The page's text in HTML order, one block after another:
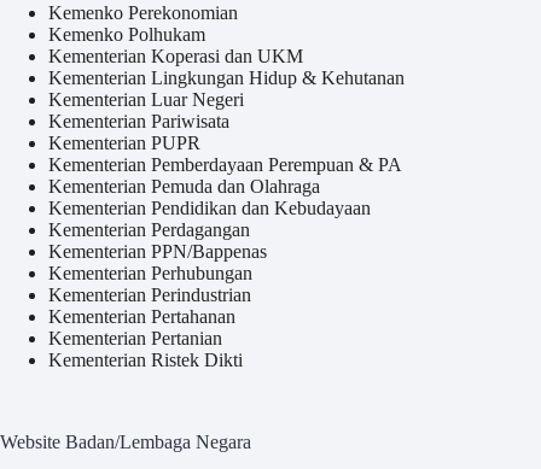
Kemenko Perekonomian
Kemenko Polhukam
Kementerian Koperasi dan UKM
Kementerian Lingkungan Hidup & Kehutanan
Kementerian Luar Negeri
Kementerian Pariwisata
Kementerian PUPR
Kementerian Pemberdayaan Perempuan & PA
Kementerian Pemuda dan Olahraga
Kementerian Pendidikan dan Kebudayaan
Kementerian Perdagangan
Kementerian PPN/Bappenas
Kementerian Perhubungan
Kementerian Perindustrian
Kementerian Pertahanan
Kementerian Pertanian
Kementerian Ristek Dikti
Website Badan/Lembaga Negara